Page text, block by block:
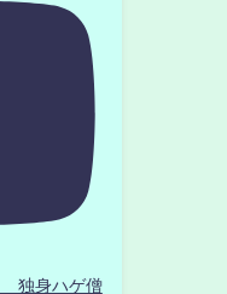
独身ハゲ僧